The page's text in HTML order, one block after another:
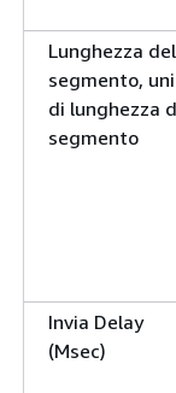
Lunghezza del
segmento,
di lunghezza
segmento
Invia Delay
(Msec)